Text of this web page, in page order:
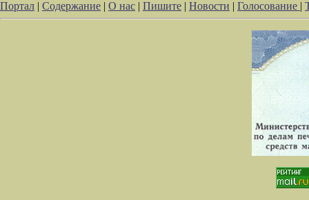
Портал | Содержание | О нас | Пишите | Новости | Голосование |